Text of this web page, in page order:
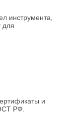
инструмента,
для
и
РФ.